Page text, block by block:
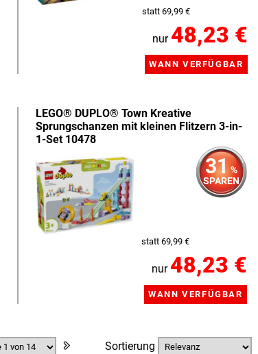
statt 69,99 €
nur 48,23 €
LEGO® DUPLO® Town Kreative
Sprungschanzen mit kleinen Flitzern 3-in-
1-Set 10478
31 %
SPAREN
statt 69,99 €
nur 48,23 €
Sortierung